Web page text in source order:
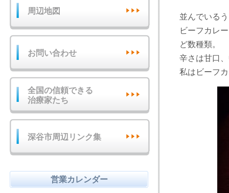
並んでいる
ビーフカレ
ど数種類。
辛さは甘口
私はビーフ
周辺地図
お問い合わせ
全国の信頼できる
治療家たち
深谷市周辺リンク集
営業カレンダー